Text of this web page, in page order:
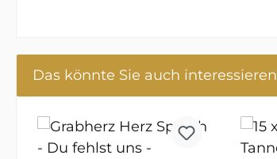
Das könnte Sie auch interessieren
Produktgalerie überspringen